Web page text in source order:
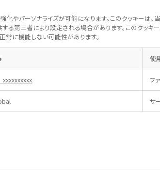
化やパーソナライズが可能になります。このクッキーは、
る第三者により設定される場合があります。このクッキ
常に機能しない可能性があります。
使
フ
サ